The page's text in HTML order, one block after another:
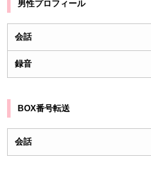
男性プロフィール
会話
録音
BOX番号転送
会話